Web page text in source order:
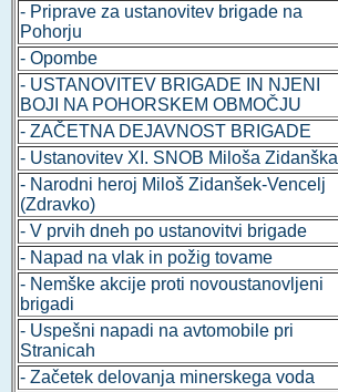
- Priprave za ustanovitev brigade na
Pohorju
- Opombe
- USTANOVITEV BRIGADE IN NJENI
BOJI NA POHORSKEM OBMOČJU
- ZAČETNA DEJAVNOST BRIGADE
- Ustanovitev XI. SNOB Miloša Zidanška
- Narodni heroj Miloš Zidanšek-Vencelj
(Zdravko)
- V prvih dneh po ustanovitvi brigade
- Napad na vlak in požig tovame
- Nemške akcije proti novoustanovljeni
brigadi
- Uspešni napadi na avtomobile pri
Stranicah
- Začetek delovanja minerskega voda